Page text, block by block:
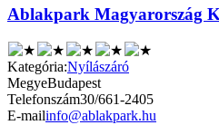
Ablakpark Magyarország
Kategória:Nyílászáró
MegyeBudapest
Telefonszám30/661-2405
E-mailinfo@ablakpark.hu